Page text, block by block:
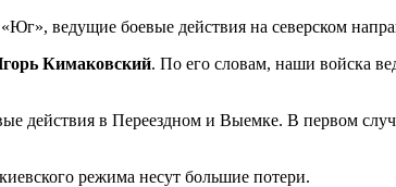
ведущие боевые действия на северском
Кимаковский. По его словам, наши войска
действия в Переездном и Выемке. В первом
режима несут большие потери.